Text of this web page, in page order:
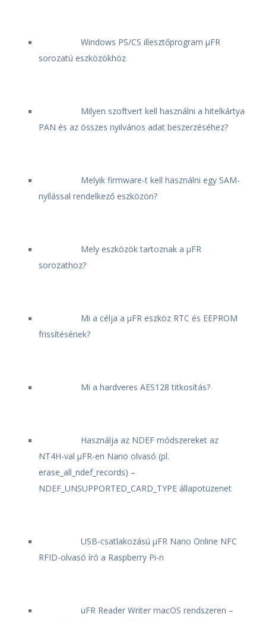
Windows PS/CS illesztőprogram μFR
sorozatú eszközökhöz
Milyen szoftvert kell használni a hitelkártya
PAN és az összes nyilvános adat beszerzéséhez?
Melyik firmware-t kell használni egy SAM-
nyílással rendelkező eszközön?
Mely eszközök tartoznak a μFR
sorozathoz?
Mi a célja a μFR eszköz RTC és EEPROM
frissítésének?
Mi a hardveres AES128 titkosítás?
Használja az NDEF módszereket az
NT4H-val μFR-en Nano olvasó (pl.
erase_all_ndef_records) –
NDEF_UNSUPPORTED_CARD_TYPE állapotüzenet
USB-csatlakozású μFR Nano Online NFC
RFID-olvasó író a Raspberry Pi-n
uFR Reader Writer macOS rendszeren –